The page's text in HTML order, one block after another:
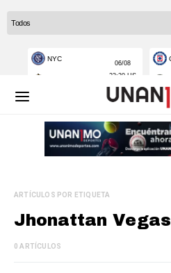
ARTÍCULOS POR ETIQUETA
Jhonattan Vegas
0 ARTÍCULOS